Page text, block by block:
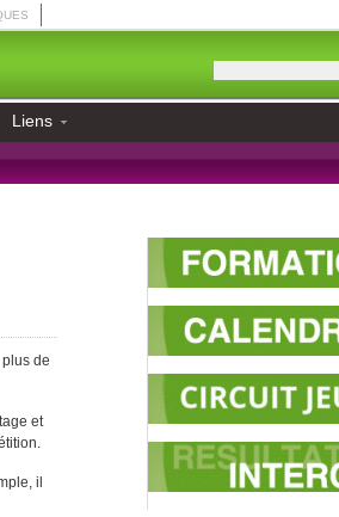
Liens
de
et
il